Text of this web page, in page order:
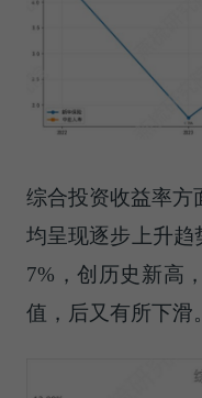
综合投资收益率方
均呈现逐步上升趋
7%，创历史新高
值，后又有所下滑。